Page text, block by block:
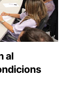
al